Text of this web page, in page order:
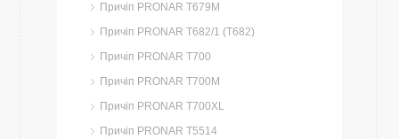
Причіп PRONAR T679M
Причіп PRONAR T682/1 (T682)
Причіп PRONAR T700
Причіп PRONAR T700M
Причіп PRONAR T700XL
Причіп PRONAR T5514